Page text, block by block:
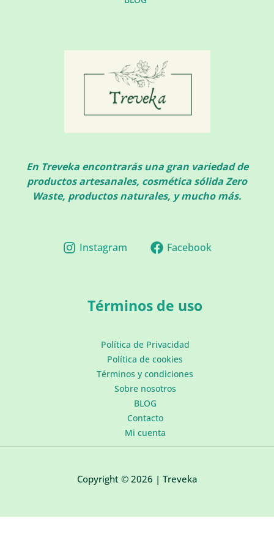
En Treveka encontrarás una gran variedad de
productos artesanales, cosmética sólida Zero
Waste, productos naturales, y mucho más.
Instagram Facebook
Términos de uso
Política de Privacidad
Política de cookies
Términos y condiciones
Sobre nosotros
BLOG
Contacto
Mi cuenta
Copyright © 2026 | Treveka